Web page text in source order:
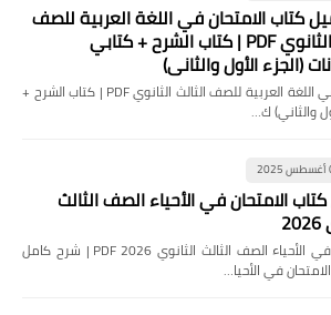
كتاب الامتحان في اللغة العربية للصف
الثالث الثانوي PDF | كتاب الشرح + كتابي
(الجزء الأول والثاني)
📘 تحميل كتاب الامتحان في اللغة العربية للصف الثالث الثانوي PDF | كتاب الشرح +
والثاني) ك…
الامتحان في الأحياء الصف الثالث
📘 تحميل كتاب الامتحان في الأحياء الصف الثالث الثانوي 2026 PDF | شرح كامل
في الأحيا…